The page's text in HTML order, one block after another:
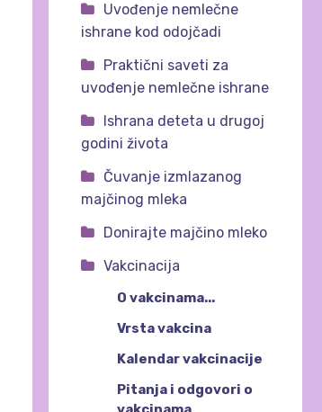
Uvođenje nemlečne
ishrane kod odojčadi
Praktični saveti za
uvođenje nemlečne ishrane
Ishrana deteta u drugoj
godini života
Čuvanje izmlazanog
majčinog mleka
Donirajte majčino mleko
Vakcinacija
O vakcinama...
Vrsta vakcina
Kalendar vakcinacije
Pitanja i odgovori o